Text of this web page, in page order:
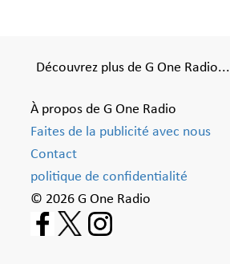
Découvrez plus de G One Radio...
À propos de G One Radio
Faites de la publicité avec nous
Contact
politique de confidentialité
© 2026 G One Radio